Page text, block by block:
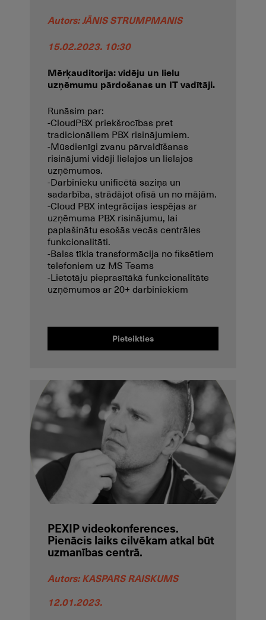
Autors: JĀNIS STRUMPMANIS
15.02.2023. 10:30
Mērķauditorija: vidēju un lielu
uzņēmumu pārdošanas un IT vadītāji.
Runāsim par:
-CloudPBX priekšrocības pret
tradicionāliem PBX risinājumiem.
-Mūsdienīgi zvanu pārvaldīšanas
risinājumi vidēji lielajos un lielajos
uzņēmumos.
-Darbinieku unificētā saziņa un
sadarbība, strādājot ofisā un no mājām.
-Cloud PBX integrācijas iespējas ar
uzņēmuma PBX risinājumu, lai
paplašinātu esošās vecās centrāles
funkcionalitāti.
-Balss tīkla transformācija no fiksētiem
telefoniem uz MS Teams
-Lietotāju pieprasītākā funkcionalitāte
uzņēmumos ar 20+ darbiniekiem
Pieteikties
PEXIP videokonferences.
Pienācis laiks cilvēkam atkal būt
uzmanības centrā.
Autors:KASPARS RAISKUMS
12.01.2023.